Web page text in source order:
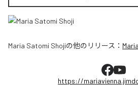
Maria Satomi Shojiの他のリリース：
https://